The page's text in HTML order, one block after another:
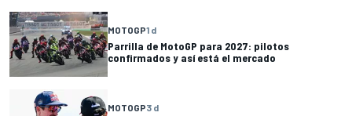
MOTOGP1 d
Parrilla de MotoGP para 2027: pilotos
confirmados y así está el mercado
MOTOGP3 d